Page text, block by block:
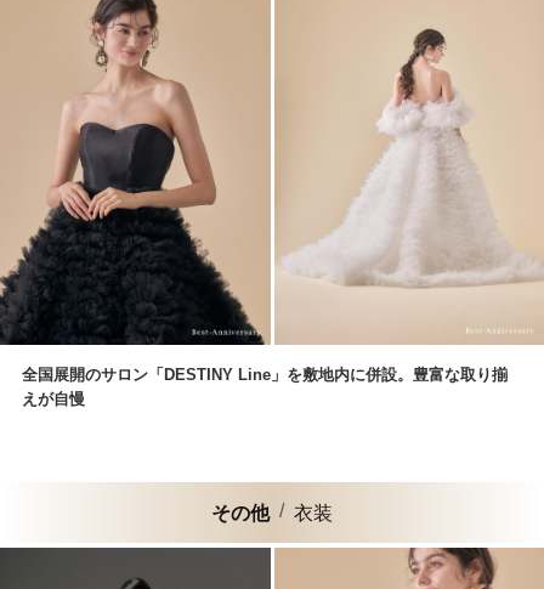
全国展開のサロン「DESTINY Line」を敷地内に併設。豊富な取り揃
えが自慢
その他 衣装